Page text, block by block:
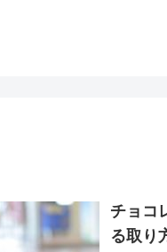
チョコ
る取り